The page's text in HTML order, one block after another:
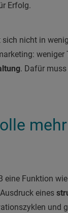
Erfolg.
nicht in
weniger
. Dafür
eine Funktion
eines
und